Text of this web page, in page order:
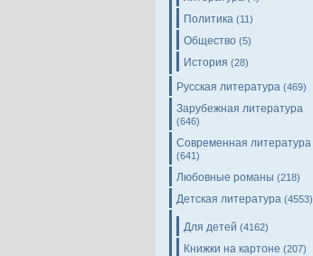
Политика (11)
Общество (5)
История (28)
Русская литература (469)
Зарубежная литература
(646)
Современная литература
(641)
Любовные романы (218)
Детская литература (4553)
Для детей (4162)
Книжки на картоне (207)